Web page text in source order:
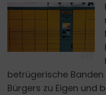
P
H
O
T
O
BY
J
A
N
A
N
T
O
N
IN
K
O
L
A
R
ON
U
N
S
P
L
A
SH
betrügerische
Bürgers zu Eigen und